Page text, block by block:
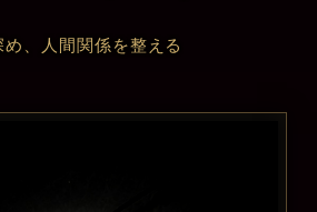
め、人間関係を整える